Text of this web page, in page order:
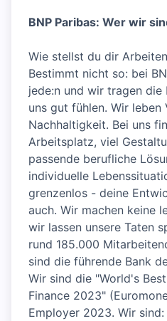
BNP Paribas: Wer wir
Wie stellst du dir
Bestimmt nicht so: bei
jede:n und wir tragen die
uns gut fühlen. Wir
Nachhaltigkeit. Bei uns
Arbeitsplatz, viel
passende berufliche
individuelle
grenzenlos - deine
auch. Wir machen keine
wir lassen unsere Taten
rund 185.000
sind die führende Bank
Wir sind die "World's
Finance 2023"
Employer 2023. Wir